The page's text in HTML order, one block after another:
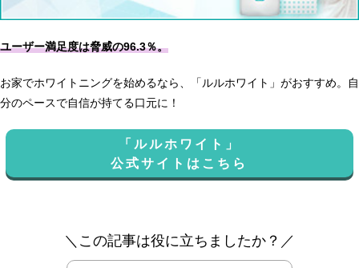
ユーザー満足度は脅威の96.3％。
お家でホワイトニングを始めるなら、「ルルホワイト」がおすすめ。自
分のペースで自信が持てる口元に！
「ルルホワイト」
公式サイトはこちら
＼この記事は役に立ちましたか？／